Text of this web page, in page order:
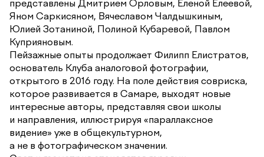
представлены Дмитрием Орловым, Еленой Елеевой,
Яном Саркисяном, Вячеславом Чалдышкиным,
Юлией Зотаниной, Полиной Кубаревой, Павлом
Куприяновым.
Пейзажные опыты продолжает Филипп Елистратов,
основатель Клуба аналоговой фотографии,
открытого в 2016 году. На поле действия совриска,
которое развивается в Самаре, выходят новые
интересные авторы, представляя свои школы
и направления, иллюстрируя «параллаксное
видение» уже в общекультурном,
а не в фотографическом значении.